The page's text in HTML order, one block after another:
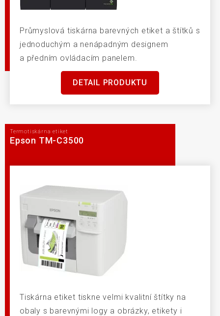
Průmyslová tiskárna barevných etiket a štítků s
jednoduchým a nenápadným designem
a předním ovládacím panelem.
DETAIL PRODUKTU
Termotiskárna etiket
Epson TM-C3500
Tiskárna etiket tiskne velmi kvalitní štítky na
obaly s barevnými logy a obrázky, etikety i